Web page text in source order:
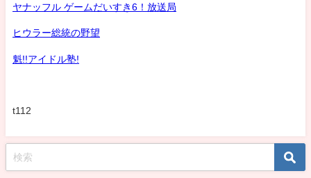
ヤナッフル ゲームだいすき6！放送局
ヒウラー総統の野望
魁!!アイドル塾!
t112